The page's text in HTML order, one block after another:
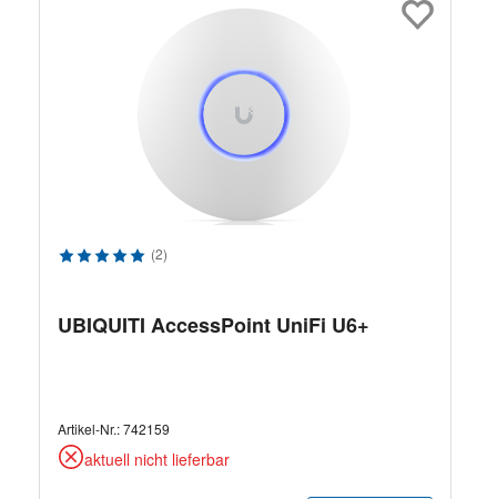
Durchschnittliche Bewertung von 5 von 5 Sternen
(2)
UBIQUITI AccessPoint UniFi U6+
Artikel-Nr.:742159
aktuell nicht lieferbar